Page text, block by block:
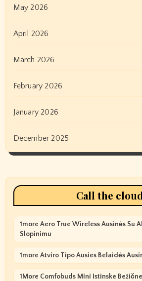
May 2026
April 2026
March 2026
February 2026
January 2026
December 2025
Call the
1more Aero True Wireless Ausinės Su
Slopinimu
1more Atviro Tipo Ausies Belaidės
1More Comfobuds Mini Istinske